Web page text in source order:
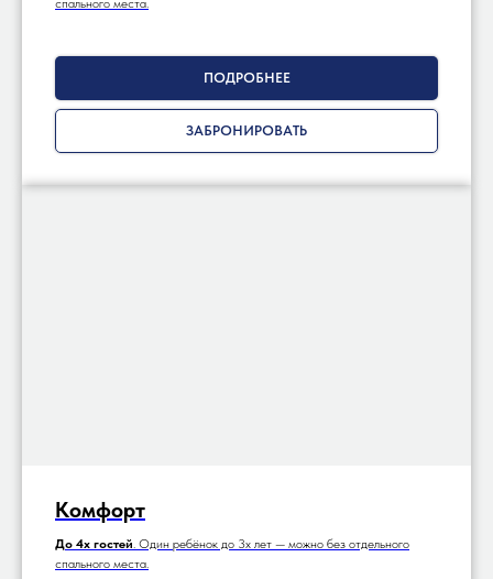
спального места.
ПОДРОБНЕЕ
ЗАБРОНИРОВАТЬ
Комфорт
До 4х гостей. Один ребёнок до 3х лет — можно без отдельного
спального места.